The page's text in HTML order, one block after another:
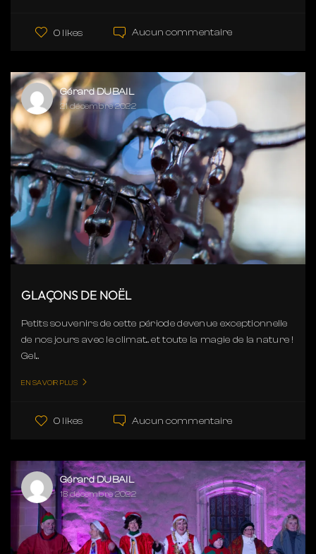
0 likes Aucun commentaire
Gérard DUBAIL
21 décembre 2022
GLAÇONS DE NOËL
Petits souvenirs de cette période devenue exceptionnelle
de nos jours avec le climat... et toute la magie de la nature !
Gel...
EN SAVOIR PLUS
0 likes Aucun commentaire
Gérard DUBAIL
18 décembre 2022